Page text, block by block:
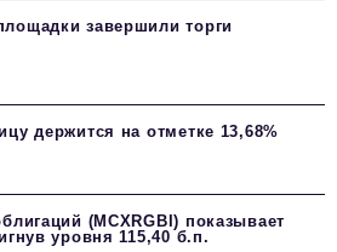
завершили торги
держится на отметке 13,68%
(MCXRGBI) показывает
уровня 115,40 б.п.